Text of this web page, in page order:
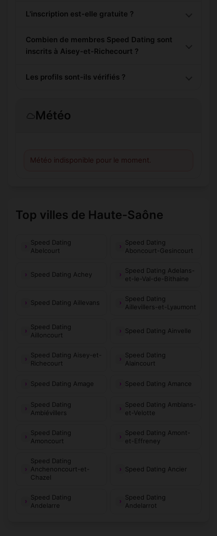
L'inscription est-elle gratuite ?
Combien de membres Speed Dating sont
inscrits à Aisey-et-Richecourt ?
Les profils sont-ils vérifiés ?
Météo
Météo indisponible pour le moment.
Top villes de Haute-Saône
Speed Dating
Abelcourt
Speed Dating
Aboncourt-Gesincourt
Speed Dating Achey
Speed Dating Adelans-
et-le-Val-de-Bithaine
Speed Dating Aillevans
Speed Dating
Aillevillers-et-Lyaumont
Speed Dating
Ailloncourt
Speed Dating Ainvelle
Speed Dating Aisey-et-
Richecourt
Speed Dating
Alaincourt
Speed Dating Amage Speed Dating Amance
Speed Dating
Ambiévillers
Speed Dating Amblans-
et-Velotte
Speed Dating
Amoncourt
Speed Dating Amont-
et-Effreney
Speed Dating
Anchenoncourt-et-
Chazel
Speed Dating Ancier
Speed Dating
Andelarre
Speed Dating
Andelarrot